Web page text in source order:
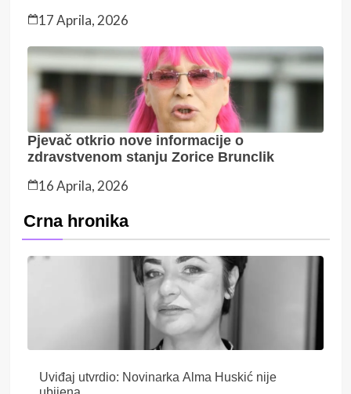
17 Aprila, 2026
Pjevač otkrio nove informacije o
zdravstvenom stanju Zorice Brunclik
16 Aprila, 2026
Crna hronika
Uviđaj utvrdio: Novinarka Alma Huskić nije